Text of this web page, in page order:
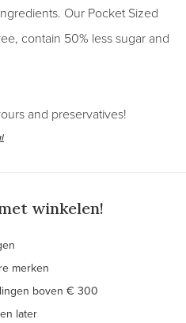
Our Pocket Sized
contain 50% less sugar and
and preservatives!
winkelen!
merken
boven € 300
later